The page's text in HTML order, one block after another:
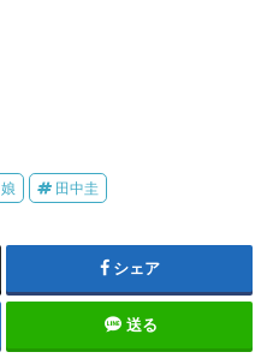
娘 田中圭
シェア
送る